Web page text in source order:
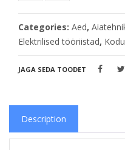
Categories: Aed,
Elektrilised tööriistad,
JAGA SEDA TOODET
Description